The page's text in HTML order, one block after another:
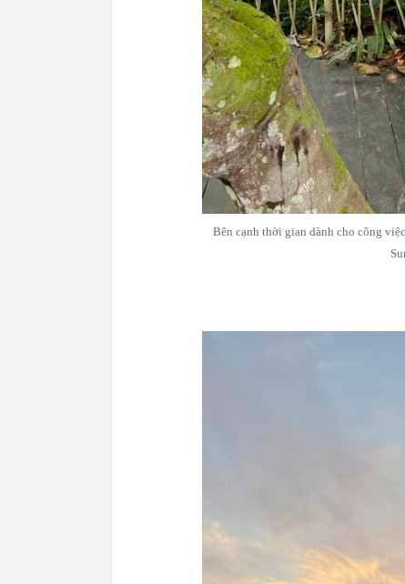
Bên cạnh thời gian dành cho công